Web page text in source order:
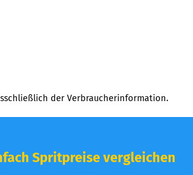
der Verbraucherinformation.
Spritpreise vergleichen